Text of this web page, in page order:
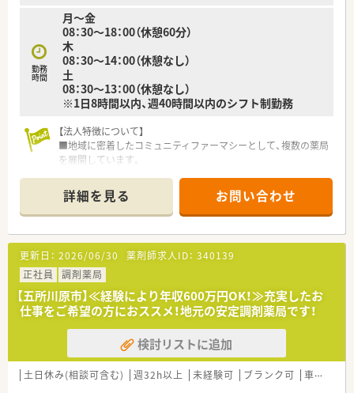
しっかり教えてくださる方です◎
薬局内は綺麗で、調剤室も広く動線も整っています。
2階の休憩室も広く、社員が快適に過ごせるような空間です。
お話し好きな患者様が多いため、コミュケーションを意識して対
応出来る方がご活躍できるかと思います！
勤務
時間
月～金
08：30～18：00（休憩60分）
木
08：30～14：00（休憩なし）
土
08：30～13：00（休憩なし）
※1日8時間以内、週40時間以内のシフト制勤務
【法人特徴について】
■地域に密着したコミュニティファーマシーとして、複数の薬局
を展開しています。
の貢献に力を入れています。
■在宅医療にも積極的に取り組んでおり、患者様のニーズに幅広
く応えています。
【店舗情報と応需状況について】
■JR五能線、津軽鉄道線の五所川原駅から徒歩5分圏内の好立地
にあります。
■内科や小児科など複数の科目を応需しており、1日40枚から50
枚の処方箋に対応しています。
■薬剤師は8名在籍しており、複数名体制で安心して業務に取り
組むことができます。
【求人情報について】
■ご経験やスキルによっては年収600万円も相談可能で、高収入
詳細を見る お問い合わせ
更新日： 2026/06/30 薬剤師求人ID： 340139
正社員
調剤薬局
【五所川原市】≪経験により年収600万円OK！≫充実したお
仕事をご希望の方におススメ！地元の安定調剤薬局です！
検討リストに追加
土日休み(相談可含む) 週32h以上 未経験可 ブランク可 車通勤可